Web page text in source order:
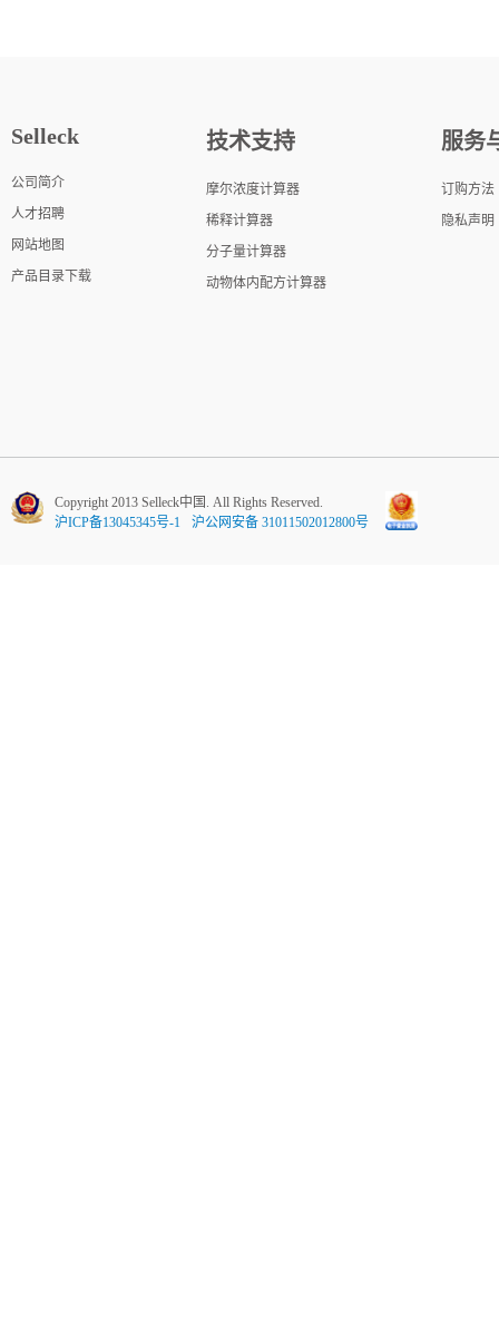
Selleck
公司简介
人才招聘
网站地图
产品目录下载
技术支持
摩尔浓度计算器
稀释计算器
分子量计算器
动物体内配方计算器
服务
订购方法
隐私声明
Copyright 2013 Selleck中国. All Rights Reserved.
沪ICP备13045345号-1
沪公网安备 31011502012800号